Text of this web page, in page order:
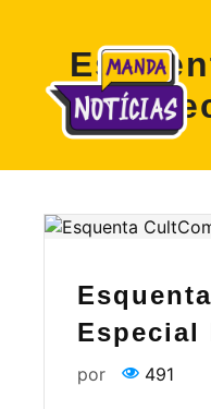
Especial
por 491